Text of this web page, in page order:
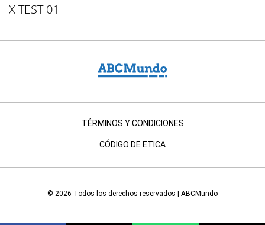
X TEST 01
TÉRMINOS Y CONDICIONES
CÓDIGO DE ETICA
© 2026 Todos los derechos reservados | ABCMundo